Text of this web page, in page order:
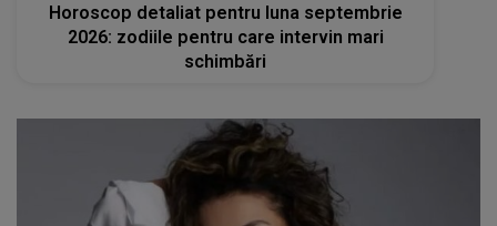
tvmania.libertatea.ro
Cum arată Carmen Brumă la 49 de ani, deși a